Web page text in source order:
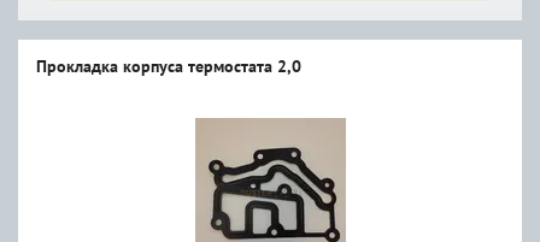
Прокладка корпуса термостата 2,0